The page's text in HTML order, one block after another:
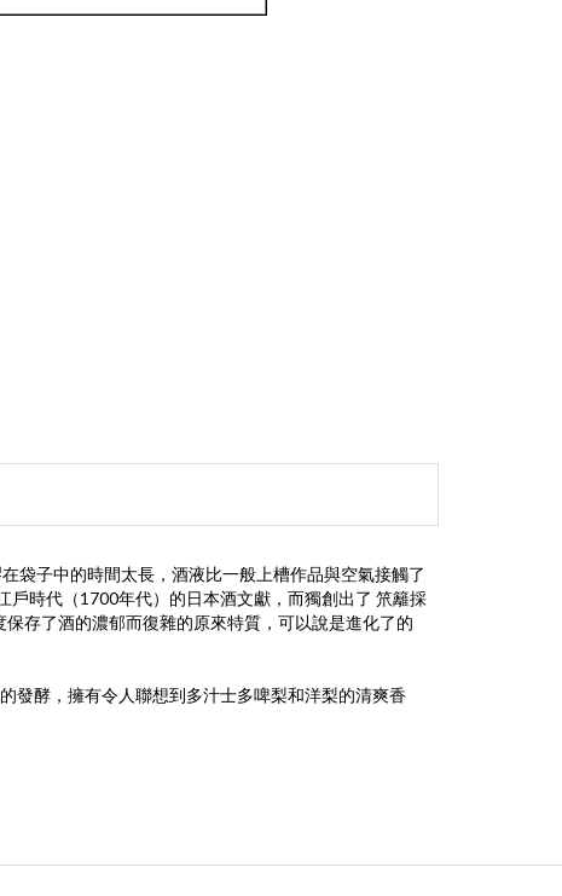
袋子中的時間太長，酒液比一般上槽作品與空氣接觸了
時代（1700年代）的日本酒文獻，而獨創出了 笊籬採
存了酒的濃郁而復雜的原來特質，可以說是進化了的
發酵，擁有令人聯想到多汁士多啤梨和洋梨的清爽香